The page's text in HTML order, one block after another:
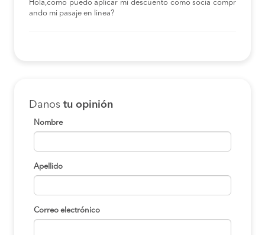
Hola,como puedo aplicar mi descuento como socia compr
ando mi pasaje en linea?
Danos tu opinión
Nombre
Apellido
Correo electrónico